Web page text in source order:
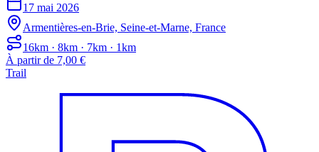
17 mai 2026
Armentières-en-Brie, Seine-et-Marne, France
16km · 8km · 7km · 1km
À partir de 7,00 €
Trail